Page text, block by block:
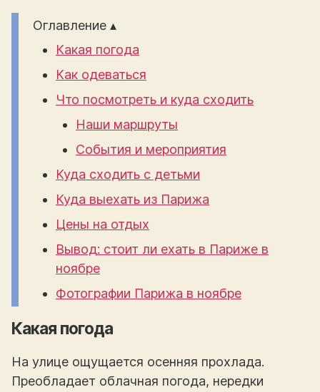
Оглавление ▴
Какая погода
Как одеваться
Что посмотреть и куда сходить
Наши маршруты
События и мероприятия
Куда сходить с детьми
Куда выехать из Парижа
Цены на отдых
Вывод: стоит ли ехать в Париже в
ноябре
Фотографии Парижа в ноябре
Какая погода
На улице ощущается осенняя прохлада.
Преобладает облачная погода, нередки